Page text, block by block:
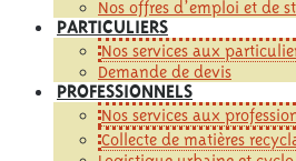
Nos offres d’emploi et de
PARTICULIERS
Nos services aux
Demande de devis
PROFESSIONNELS
Nos services aux
Collecte de matières
Logistique urbaine et